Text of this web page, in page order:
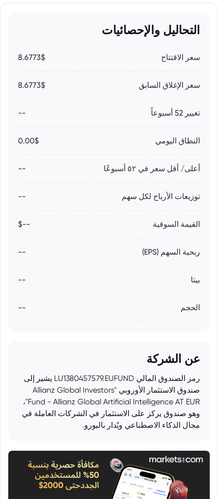
التحاليل والإحصائيات
سعر الاقتتاح 8.6773$
سعر الإغلاق السابق 8.6773$
تغيير 52 أسبوعاً --
النطاق اليومي 0.00$
أعلى/ أقل سعر في ٥٢ أسبوعًا --
توزيعات الأرباح لكل سهم --
القيمة السوقية --$
ربحية السهم (EPS) --
بيتا --
الحجم --
عن الشركة
رمز الصندوق المالي LU1380457579.EUFUND يشير إلى
صندوق الاستثمار الأوروبي "Allianz Global Investors
Fund - Allianz Global Artificial Intelligence AT EUR"،
وهو صندوق يركز على الاستثمار في الشركات العاملة في
مجال الذكاء الاصطناعي ويُدار باليورو.